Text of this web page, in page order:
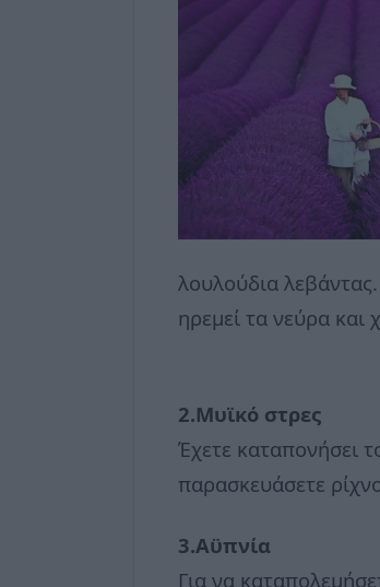
λουλούδια
ηρεμεί τα νεύρα
2.Μυϊκό στρες
Έχετε καταπονήσει
παρασκευάσετε
3.Αϋπνία
Για να